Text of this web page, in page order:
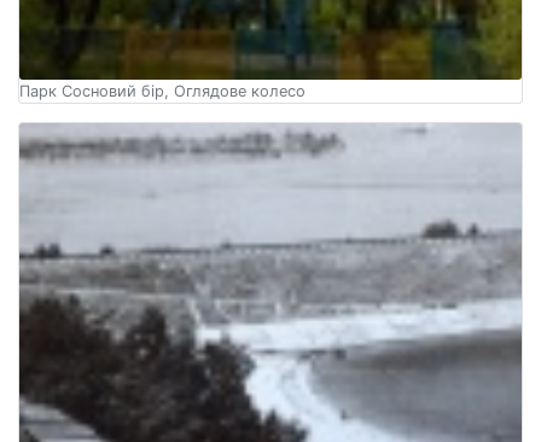
Парк Сосновий бір, Оглядове колесо